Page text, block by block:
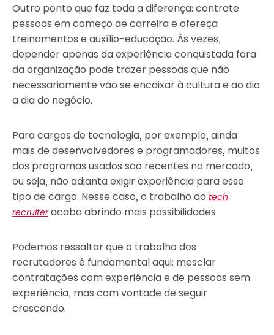
Outro ponto que faz toda a diferença: contrate
pessoas em começo de carreira e ofereça
treinamentos e auxílio-educação. Às vezes,
depender apenas da experiência conquistada fora
da organização pode trazer pessoas que não
necessariamente vão se encaixar à cultura e ao dia
a dia do negócio.
Para cargos de tecnologia, por exemplo, ainda
mais de desenvolvedores e programadores, muitos
dos programas usados são recentes no mercado,
ou seja, não adianta exigir experiência para esse
tipo de cargo. Nesse caso, o trabalho do tech
recruiteracaba abrindo mais possibilidades
Podemos ressaltar que o trabalho dos
recrutadores é fundamental aqui: mesclar
contratações com experiência e de pessoas sem
experiência, mas com vontade de seguir
crescendo.